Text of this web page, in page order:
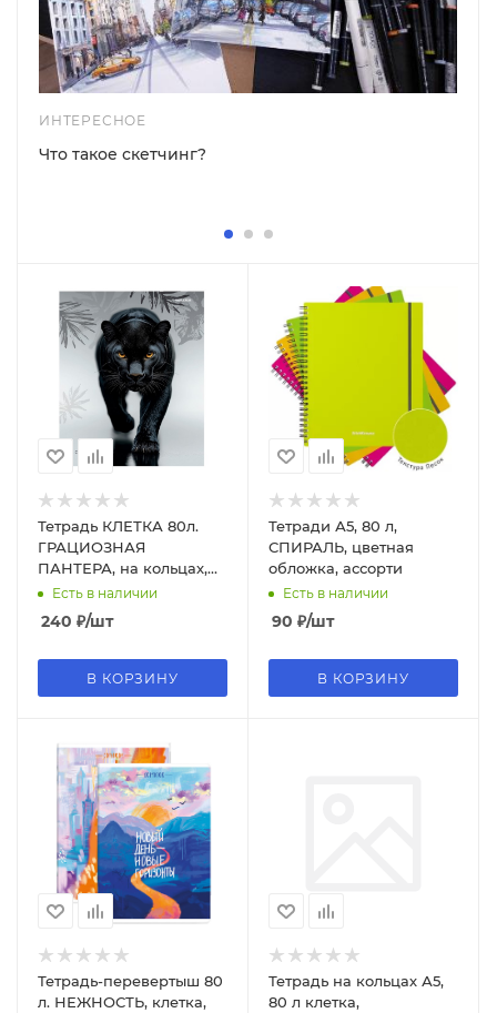
ИНТЕРЕСНОЕ
Что такое скетчинг?
Тетрадь КЛЕТКА 80л.
ГРАЦИОЗНАЯ
ПАНТЕРА, на кольцах,
Т80-4894
Есть в наличии
240 ₽/шт
В КОРЗИНУ
Тетради А5, 80 л,
СПИРАЛЬ, цветная
обложка, ассорти
Есть в наличии
90 ₽/шт
В КОРЗИНУ
Тетрадь-перевертыш 80
л. НЕЖНОСТЬ, клетка,
Тетрадь на кольцах А5,
80 л клетка,